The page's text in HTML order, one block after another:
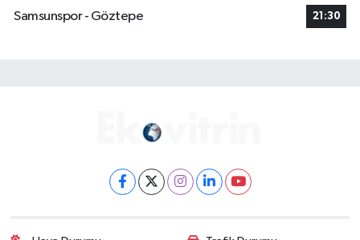
Samsunspor - Göztepe
21:30